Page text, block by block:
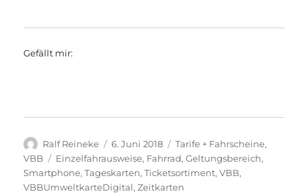
Gefällt mir:
Autor
Ralf Reineke
Veröffentlicht
am
6. Juni 2018 Kategorien
Tarife + Fahrscheine,
VBB
Schlagwörter
Einzelfahrausweise, Fahrrad,Geltungsbereich,
Smartphone,Tageskarten,Ticketsortiment,VBB,
VBBUmweltkarteDigital,Zeitkarten